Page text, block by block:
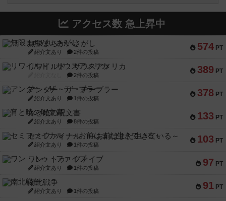
アクセス数 急上昇中
574 PT
無限まちがいさがし
紹介文あり 2件の投稿
389 PT
リワイルド：サウスアメリカ
2件の投稿
378 PT
アンダー・ザ・テーブラー
紹介文あり 1件の投稿
133 PT
宵と暁の呪文書
紹介文あり 8件の投稿
103 PT
セミファイナル ～お前はまだ生きている～
紹介文あり 1件の投稿
97 PT
ワン・トゥ・ファイブ
紹介文あり 1件の投稿
91 PT
南北戦争
紹介文あり 1件の投稿